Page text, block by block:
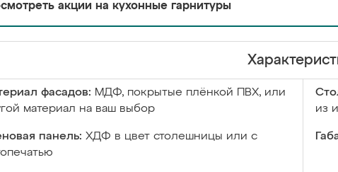
акции на кухонные гарнитуры
фасадов: МДФ, покрытые плёнкой ПВХ, или
материал на ваш выбор
из
панель: ХДФ в цвет столешницы или с